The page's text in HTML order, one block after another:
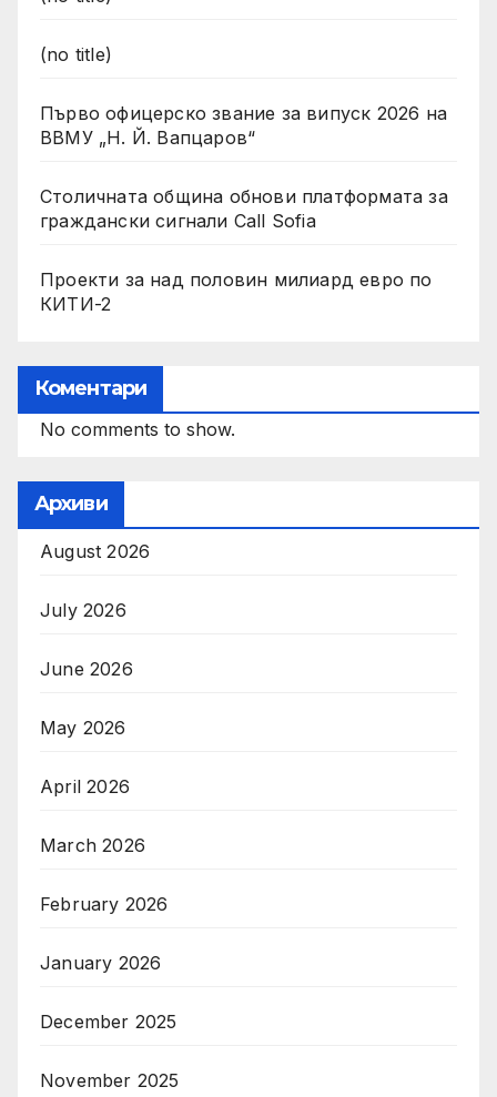
(no title)
Първо офицерско звание за випуск 2026 на
ВВМУ „Н. Й. Вапцаров“
Столичната община обнови платформата за
граждански сигнали Call Sofia
Проекти за над половин милиард евро по
КИТИ-2
Коментари
No comments to show.
Архиви
August 2026
July 2026
June 2026
May 2026
April 2026
March 2026
February 2026
January 2026
December 2025
November 2025